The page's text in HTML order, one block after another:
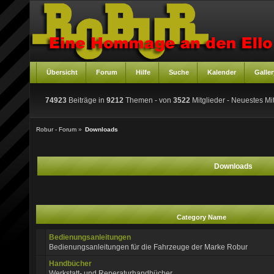
Übersicht Forum Hilfe Suche Kalender
74923 Beiträge in 9212 Themen - von 3522 Mitglieder - Neuestes
Robur - Forum » Downloads
Downloads
Category Name
Bedienungsanleitungen
Bedienungsanleitungen für die Fahrzeuge der Marke Robur
Handbücher